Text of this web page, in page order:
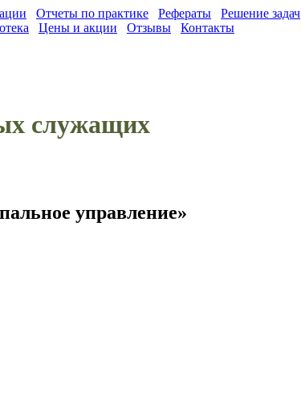
Отчеты по практике Рефераты Решение задач
Цены и акции Отзывы Контакты
служащих
управление»